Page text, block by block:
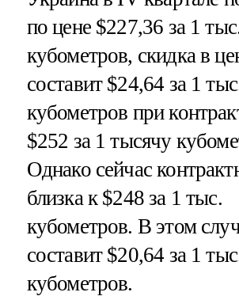
по цене $227,36 за 1
кубометров, скидка в
составит $24,64 за 1
кубометров при
$252 за 1 тысячу
Однако сейчас
близка к $248 за 1 тыс.
кубометров. В этом
составит $20,64 за 1
кубометров.